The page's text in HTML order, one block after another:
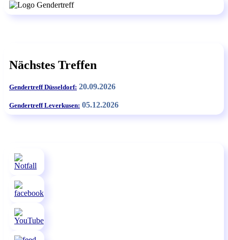
Nächstes Treffen
Gendertreff Düsseldorf: 20.09.2026
Gendertreff Leverkusen: 05.12.2026